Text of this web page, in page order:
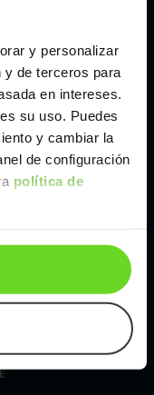
y personalizar
y de terceros para
en intereses.
su uso. Puedes
y cambiar la
de configuración
política de
y ocasión
por